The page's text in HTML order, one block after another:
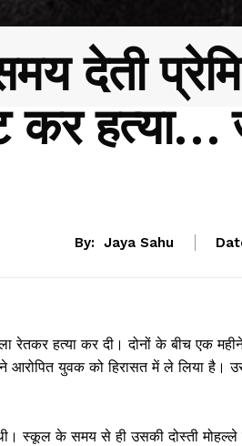
देती
कर हत्या…
By: Jaya Sahu
रेतकर हत्या कर दी। दोनों के बीच एक
युवक को हिरासत में ले लिया है।
थी। स्कूल के समय से ही उसकी दोस्ती